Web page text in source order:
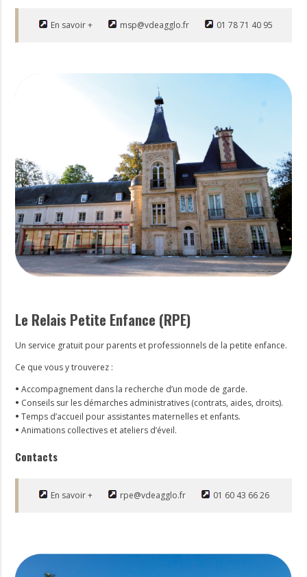
En savoir + msp@vdeagglo.fr 01 78 71 40 95
Le Relais Petite Enfance (RPE)
Un service gratuit pour parents et professionnels de la petite enfance.
Ce que vous y trouverez :
• Accompagnement dans la recherche d’un mode de garde.
• Conseils sur les démarches administratives (contrats, aides, droits).
• Temps d’accueil pour assistantes maternelles et enfants.
• Animations collectives et ateliers d’éveil.
Contacts
En savoir + rpe@vdeagglo.fr 01 60 43 66 26